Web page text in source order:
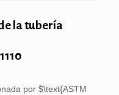
la tubería
por $\text{ASTM